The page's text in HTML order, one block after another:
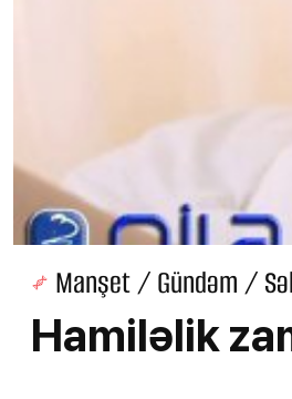
Manşet / Gündəm /
Hamiləlik